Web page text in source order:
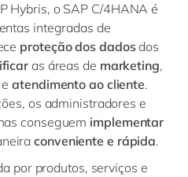
Hybris, o SAP C/4HANA é
integradas de
proteção dos dadosdos
as áreas de marketing,
atendimento ao cliente.
os administradores e
conseguem implementar
conveniente e rápida.
por produtos, serviços e